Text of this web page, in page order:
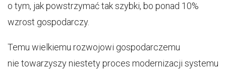
o tym, jak powstrzymać tak szybki, bo ponad 10%
wzrost gospodarczy.
Temu wielkiemu rozwojowi gospodarczemu
nie towarzyszy niestety proces modernizacji systemu